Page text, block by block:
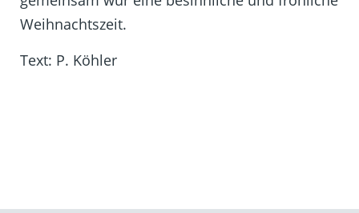
Weihnachtszeit.
Text: P. Köhler